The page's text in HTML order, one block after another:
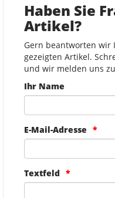
Haben Sie
Artikel?
Gern beantworten wir
gezeigten Artikel.
und wir melden uns
Ihr Name
E-Mail-Adresse
Textfeld